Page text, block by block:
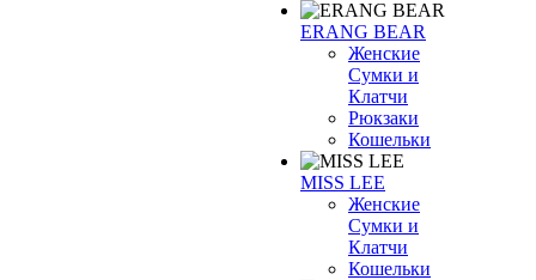
ERANG BEAR
Женские
Сумки и
Клатчи
Рюкзаки
Кошельки
MISS LEE
Женские
Сумки и
Клатчи
Кошельки